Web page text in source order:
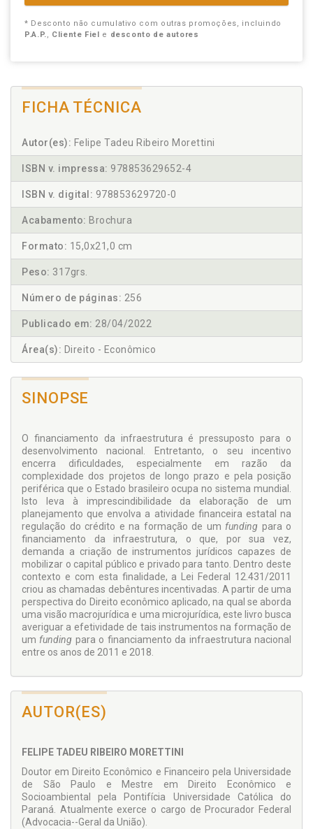
* Desconto não cumulativo com outras promoções, incluindo
P.A.P., Cliente Fiel e desconto de autores
FICHA TÉCNICA
Autor(es): Felipe Tadeu Ribeiro Morettini
ISBN v. impressa: 978853629652-4
ISBN v. digital: 978853629720-0
Acabamento: Brochura
Formato: 15,0x21,0 cm
Peso: 317grs.
Número de páginas: 256
Publicado em: 28/04/2022
Área(s): Direito - Econômico
SINOPSE
O financiamento da infraestrutura é pressuposto para o
desenvolvimento nacional. Entretanto, o seu incentivo
encerra dificuldades, especialmente em razão da
complexidade dos projetos de longo prazo e pela posição
periférica que o Estado brasileiro ocupa no sistema mundial.
Isto leva à imprescindibilidade da elaboração de um
planejamento que envolva a atividade financeira estatal na
regulação do crédito e na formação de um funding para o
financiamento da infraestrutura, o que, por sua vez,
demanda a criação de instrumentos jurídicos capazes de
mobilizar o capital público e privado para tanto. Dentro deste
contexto e com esta finalidade, a Lei Federal 12.431/2011
criou as chamadas debêntures incentivadas. A partir de uma
perspectiva do Direito econômico aplicado, na qual se aborda
uma visão macrojurídica e uma microjurídica, este livro busca
averiguar a efetividade de tais instrumentos na formação de
um funding para o financiamento da infraestrutura nacional
entre os anos de 2011 e 2018.
AUTOR(ES)
FELIPE TADEU RIBEIRO MORETTINI
Doutor em Direito Econômico e Financeiro pela Universidade
de São Paulo e Mestre em Direito Econômico e
Socioambiental pela Pontifícia Universidade Católica do
Paraná. Atualmente exerce o cargo de Procurador Federal
(Advocacia--Geral da União).